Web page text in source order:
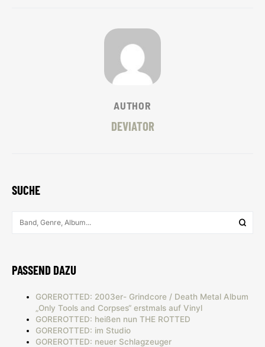
AUTHOR
DEVIATOR
SUCHE
PASSEND DAZU
GOREROTTED: 2003er- Grindcore / Death Metal Album
„Only Tools and Corpses“ erstmals auf Vinyl
GOREROTTED: heißen nun THE ROTTED
GOREROTTED: im Studio
GOREROTTED: neuer Schlagzeuger